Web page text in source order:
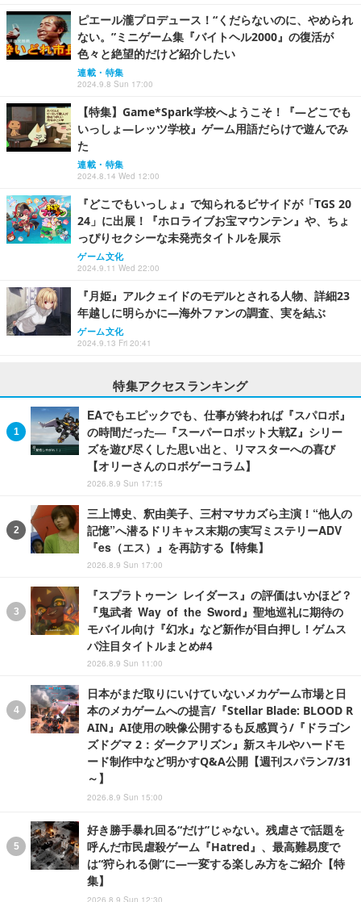
ピエール瀧プロデュース！“くだらないのに、やめられ
ない。”ミニゲーム集『バイトヘル2000』の復活が
色々と絶望的だけど紹介したい
連載・特集
2024.9.8 Sun 17:00
【特集】Game*Spark学校へようこそ！『―どこでも
いっしょ―レッツ学校』ゲーム用語だらけで遊んでみ
た
連載・特集
2024.8.14 Wed 12:00
『どこでもいっしょ』で知られるビサイドが「TGS 20
24」に出展！『ホロライブお宝マウンテン』や、ちょ
っぴりセクシーな未発売タイトルを展示
ゲーム文化
2024.9.11 Wed 22:00
『月姫』アルクェイドのモデルとされる人物、詳細23
年越しに明らかに―海外ファンの調査、実を結ぶ
ゲーム文化
2024.9.13 Fri 20:41
特集アクセスランキング
EAでもエピックでも、仕事が終われば『スパロボ』
の時間だった―『スーパーロボット大戦Z』シリー
ズを遊び尽くした思い出と、リマスターへの喜び
【オリーさんのロボゲーコラム】
2026.8.9 Sun 17:15
三上博史、釈由美子、三村マサカズら主演！“他人の
記憶”へ潜るドリキャス末期の実写ミステリーADV
『es（エス）』を再訪する【特集】
2026.8.9 Sun 17:00
『スプラトゥーン レイダース』の評価はいかほど？
『鬼武者 Way of the Sword』聖地巡礼に期待の
モバイル向け『幻水』など新作が目白押し！ゲムス
パ注目タイトルまとめ#4
2026.8.9 Sun 11:00
日本がまだ取りにいけていないメカゲーム市場と日
本のメカゲームへの提言/『Stellar Blade: BLOOD R
AIN』AI使用の映像公開するも反感買う/『ドラゴン
ズドグマ 2：ダークアリズン』新スキルやハードモ
ード制作中など明かすQ&A公開【週刊スパラン7/31
～】
2026.8.9 Sun 15:00
好き勝手暴れ回る“だけ”じゃない。残虐さで話題を
呼んだ市民虐殺ゲーム『Hatred』、最高難易度で
は“狩られる側”に―一変する楽しみ方をご紹介【特
集】